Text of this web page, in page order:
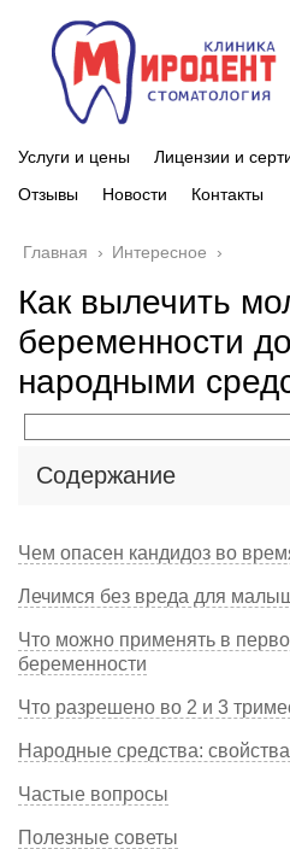
Услуги и цены Лицензии и
Отзывы
Новости Контакты
Главная › Интересное ›
Как вылечить
беременности
народными
Содержание
Чем опасен кандидоз во
Лечимся без вреда для
Что можно применять в
беременности
Что разрешено во 2 и 3
Народные средства:
Частые вопросы
Полезные советы